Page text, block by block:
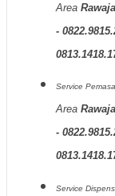
Area
-
Service
Area
-
Service